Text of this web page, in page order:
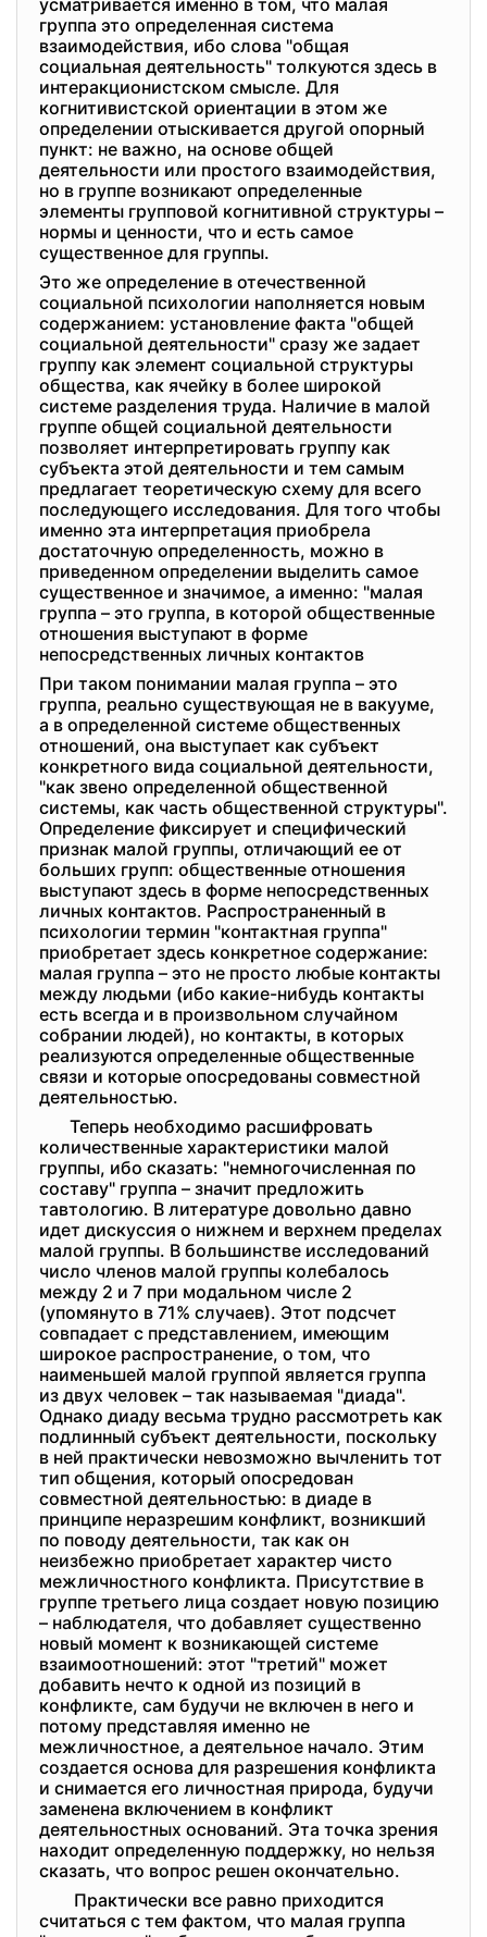
усматривается именно в том, что малая
группа это определенная система
взаимодействия, ибо слова "общая
социальная деятельность" толкуются здесь в
интеракционистском смысле. Для
когнитивистской ориентации в этом же
определении отыскивается другой опорный
пункт: не важно, на основе общей
деятельности или простого взаимодействия,
но в группе возникают определенные
элементы групповой когнитивной структуры –
нормы и ценности, что и есть самое
существенное для группы.
Это же определение в отечественной
социальной психологии наполняется новым
содержанием: установление факта "общей
социальной деятельности" сразу же задает
группу как элемент социальной структуры
общества, как ячейку в более широкой
системе разделения труда. Наличие в малой
группе общей социальной деятельности
позволяет интерпретировать группу как
субъекта этой деятельности и тем самым
предлагает теоретическую схему для всего
последующего исследования. Для того чтобы
именно эта интерпретация приобрела
достаточную определенность, можно в
приведенном определении выделить самое
существенное и значимое, а именно: "малая
группа – это группа, в которой общественные
отношения выступают в форме
непосредственных личных контактов
При таком понимании малая группа – это
группа, реально существующая не в вакууме,
а в определенной системе общественных
отношений, она выступает как субъект
конкретного вида социальной деятельности,
"как звено определенной общественной
системы, как часть общественной структуры".
Определение фиксирует и специфический
признак малой группы, отличающий ее от
больших групп: общественные отношения
выступают здесь в форме непосредственных
личных контактов. Распространенный в
психологии термин "контактная группа"
приобретает здесь конкретное содержание:
малая группа – это не просто любые контакты
между людьми (ибо какие-нибудь контакты
есть всегда и в произвольном случайном
собрании людей), но контакты, в которых
реализуются определенные общественные
связи и которые опосредованы совместной
деятельностью.
Теперь необходимо расшифровать
количественные характеристики малой
группы, ибо сказать: "немногочисленная по
составу" группа – значит предложить
тавтологию. В литературе довольно давно
идет дискуссия о нижнем и верхнем пределах
малой группы. В большинстве исследований
число членов малой группы колебалось
между 2 и 7 при модальном числе 2
(упомянуто в 71% случаев). Этот подсчет
совпадает с представлением, имеющим
широкое распространение, о том, что
наименьшей малой группой является группа
из двух человек – так называемая "диада".
Однако диаду весьма трудно рассмотреть как
подлинный субъект деятельности, поскольку
в ней практически невозможно вычленить тот
тип общения, который опосредован
совместной деятельностью: в диаде в
принципе неразрешим конфликт, возникший
по поводу деятельности, так как он
неизбежно приобретает характер чисто
межличностного конфликта. Присутствие в
группе третьего лица создает новую позицию
– наблюдателя, что добавляет существенно
новый момент к возникающей системе
взаимоотношений: этот "третий" может
добавить нечто к одной из позиций в
конфликте, сам будучи не включен в него и
потому представляя именно не
межличностное, а деятельное начало. Этим
создается основа для разрешения конфликта
и снимается его личностная природа, будучи
заменена включением в конфликт
деятельностных оснований. Эта точка зрения
находит определенную поддержку, но нельзя
сказать, что вопрос решен окончательно.
Практически все равно приходится
считаться с тем фактом, что малая группа